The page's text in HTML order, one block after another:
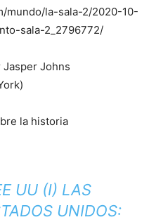
mundo/la-sala-2/2020-10-
sala-2_2796772/
Jasper Johns
la historia
UU (I) LAS
UNIDOS: